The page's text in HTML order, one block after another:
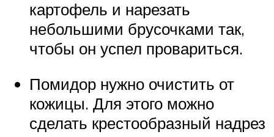
картофель и нарезать
небольшими брусочками так,
чтобы он успел провариться.
Помидор нужно очистить от
кожицы. Для этого можно
сделать крестообразный надрез